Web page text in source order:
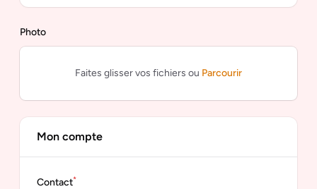
Photo
Faites glisser vos fichiers ou Parcourir
Mon compte
Contact*